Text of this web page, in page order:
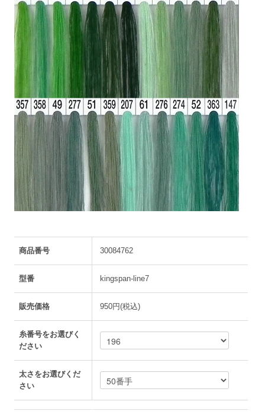
商品番号 30084762
型番 kingspan-line7
販売価格 950円(税込)
糸番号をお選びく
ださい
太さをお選びくだ
さい